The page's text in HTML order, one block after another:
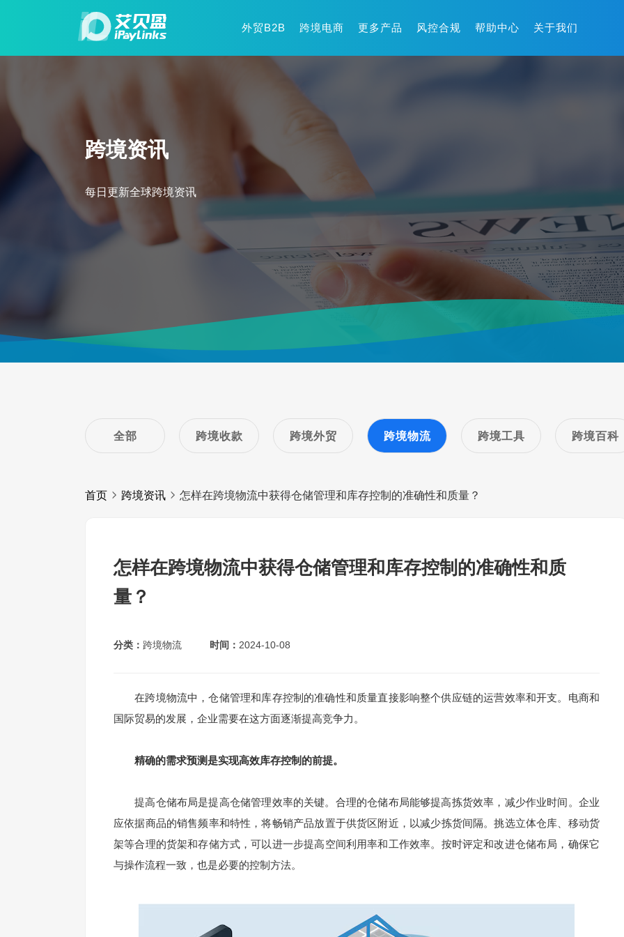
外贸B2B 跨境电商 更多产品 风控合规 帮助中心 关于我们
跨境资讯
每日更新全球跨境资讯
全部 跨境收款 跨境外贸 跨境物流 跨境工具 跨境百科
首页 跨境资讯 怎样在跨境物流中获得仓储管理和库存控制的准确性和质量？
怎样在跨境物流中获得仓储管理和库存控制的准确性和质
量？
分类： 跨境物流 时间： 2024-10-08
在跨境物流中，仓储管理和库存控制的准确性和质量直接影响整个供应链的运营效率和开支。电商和
国际贸易的发展，企业需要在这方面逐渐提高竞争力。
精确的需求预测是实现高效库存控制的前提。
提高仓储布局是提高仓储管理效率的关键。合理的仓储布局能够提高拣货效率，减少作业时间。企业
应依据商品的销售频率和特性，将畅销产品放置于供货区附近，以减少拣货间隔。挑选立体仓库、移动货
架等合理的货架和存储方式，可以进一步提高空间利用率和工作效率。按时评定和改进仓储布局，确保它
与操作流程一致，也是必要的控制方法。